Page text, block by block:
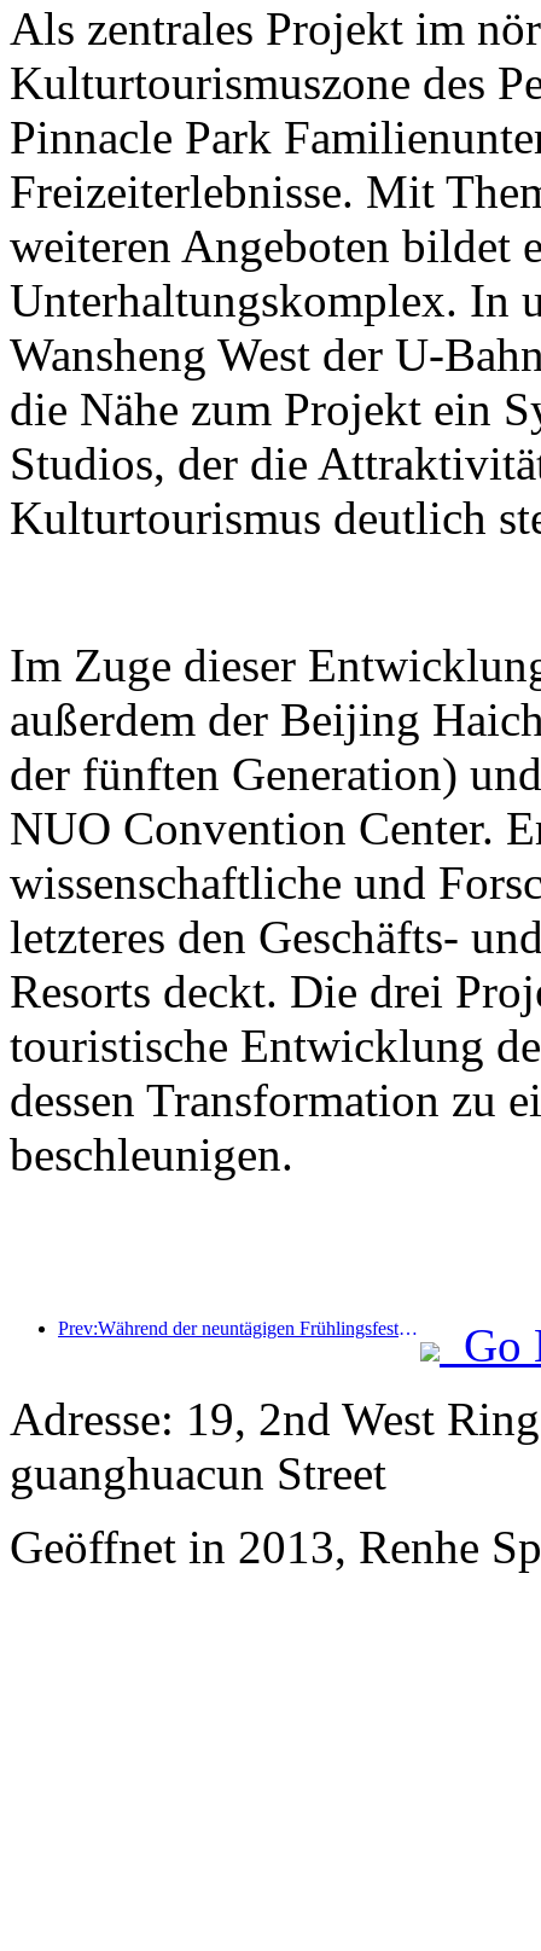
Als zentrales Projekt im
Kulturtourismuszone des
Pinnacle Park
Freizeiterlebnisse. Mit
weiteren Angeboten bildet
Unterhaltungskomplex. In
Wansheng West der U-
die Nähe zum Projekt ein
Studios, der die
Kulturtourismus deutlich
Im Zuge dieser
außerdem der Beijing
der fünften Generation)
NUO Convention Center.
wissenschaftliche und
letzteres den Geschäfts-
Resorts deckt. Die drei
touristische Entwicklung
dessen Transformation zu
beschleunigen.
Prev:Während der neuntägigen Frühlingsfesttage werden voraussichtlich mehr als 18 Millionen Menschen ins Land ein- und ausreisen.
Go
Adresse: 19, 2nd West
guanghuacun Street
Geöffnet in 2013, Renhe